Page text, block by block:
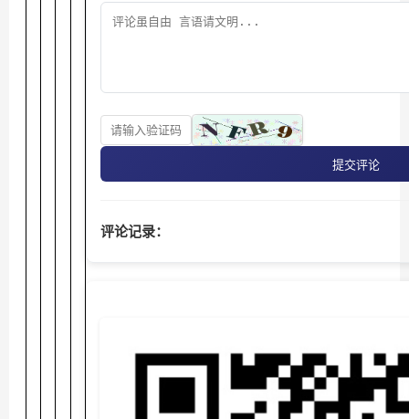
提交评论
评论记录：